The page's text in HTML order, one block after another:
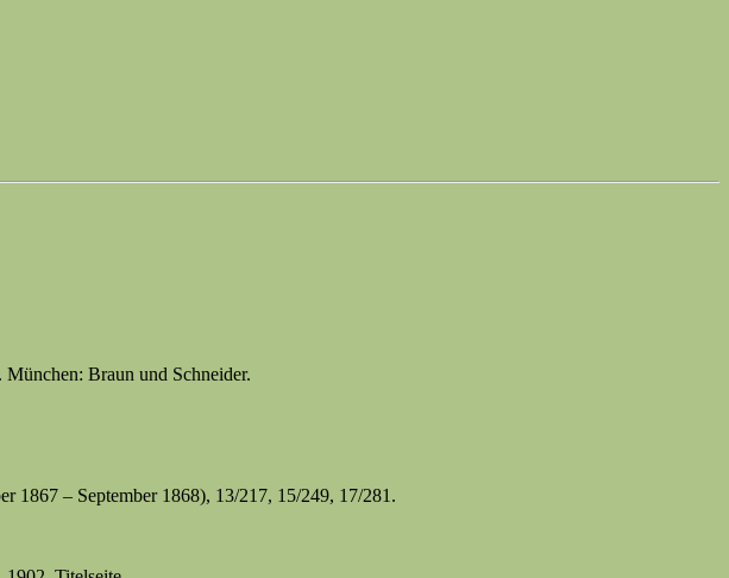
Braun und Schneider.
1867 – September 1868), 13/217, 15/249, 17/281.